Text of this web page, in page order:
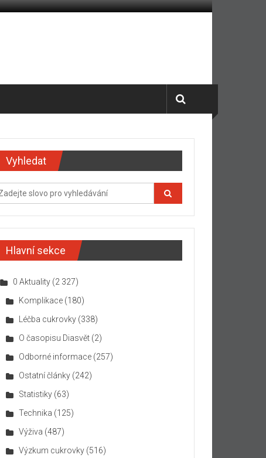
Vyhledat
Hlavní sekce
0 Aktuality (2 327)
Komplikace (180)
Léčba cukrovky (338)
O časopisu Diasvět (2)
Odborné informace (257)
Ostatní články (242)
Statistiky (63)
Technika (125)
Výživa (487)
Výzkum cukrovky (516)